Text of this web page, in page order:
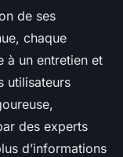
de ses
chaque
à un entretien et
utilisateurs
des experts
d’informations